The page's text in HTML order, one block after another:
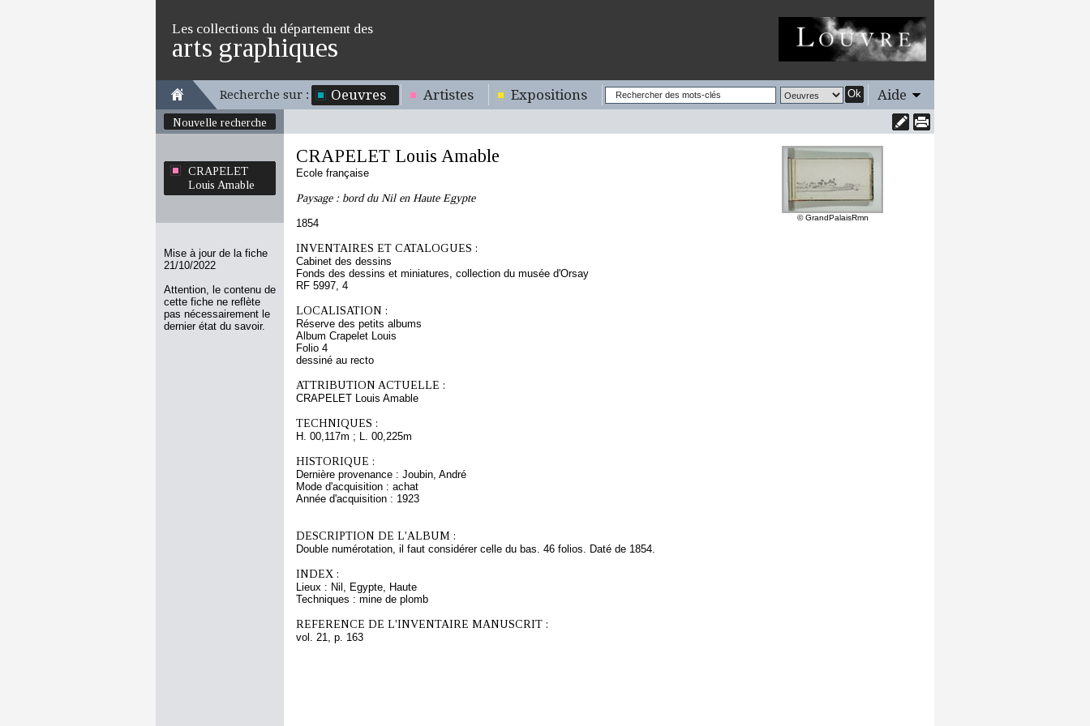
Les collections du département des
arts graphiques
Recherche sur : Oeuvres Artistes Expositions Ok Aide
Nouvelle recherche
CRAPELET
Louis Amable
Mise à jour de la fiche
21/10/2022
Attention, le contenu de
cette fiche ne reflète
pas nécessairement le
dernier état du savoir.
© GrandPalaisRmn
CRAPELET Louis Amable
Ecole française
Paysage : bord du Nil en Haute Egypte
1854
INVENTAIRES ET CATALOGUES :
Cabinet des dessins
Fonds des dessins et miniatures, collection du musée d'Orsay
RF 5997, 4
LOCALISATION :
Réserve des petits albums
Album Crapelet Louis
Folio 4
dessiné au recto
ATTRIBUTION ACTUELLE :
CRAPELET Louis Amable
TECHNIQUES :
H. 00,117m ; L. 00,225m
HISTORIQUE :
Dernière provenance : Joubin, André
Mode d'acquisition : achat
Année d'acquisition : 1923
DESCRIPTION DE L'ALBUM :
Double numérotation, il faut considérer celle du bas. 46 folios. Daté de 1854.
INDEX :
Lieux : Nil, Egypte, Haute
Techniques : mine de plomb
REFERENCE DE L'INVENTAIRE MANUSCRIT :
vol. 21, p. 163